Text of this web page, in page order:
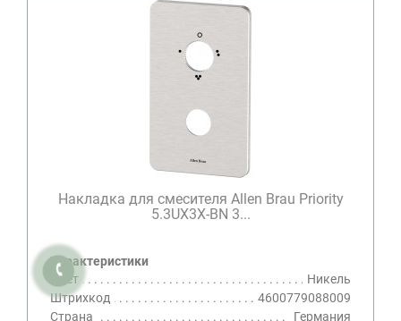
Накладка для смесителя Allen Brau Priority
5.3UХ3Х-BN 3...
Характеристики
Цвет
Никель
Штрихкод
4600779088009
Страна
Германия